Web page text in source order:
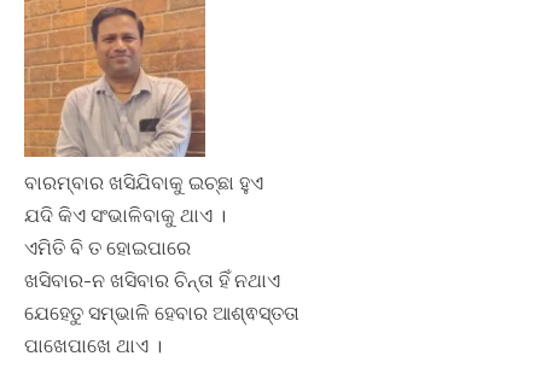
ବାରମ୍ବାର ଖସିଯିବାକୁ ଇଚ୍ଛା ହୁଏ
ଯଦି କିଏ ସଂଭାଳିବାକୁ ଥାଏ ।
ଏମିତି ବି ତ ହୋଇପାରେ
ଖସିବାର-ନ ଖସିବାର ଚିନ୍ତା ହିଁ ନଥାଏ
ଯେହେତୁ ସମ୍ଭାଳି ହେବାର ଆଶ୍ଵସ୍ତତା
ପାଖେପାଖେ ଥାଏ ।